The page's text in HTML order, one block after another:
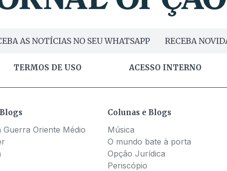
AS NOTÍCIAS NO SEU WHATSAPP RECEBA
TERMOS DE USO ACESSO INTERNO
Guerra Oriente Médio
Colunas e Blogs
Música
O mundo bate à porta
Opção Jurídica
Periscópio